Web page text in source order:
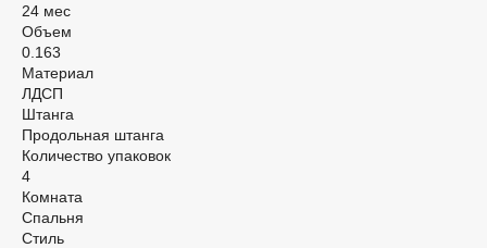
24 мес
Объем
0.163
Материал
ЛДСП
Штанга
Продольная штанга
Количество упаковок
4
Комната
Спальня
Стиль